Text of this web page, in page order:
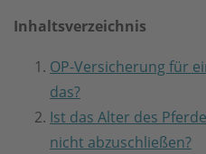
Inhaltsverzeichnis
OP-Versicherung für
das?
Ist das Alter des
nicht abzuschließen?